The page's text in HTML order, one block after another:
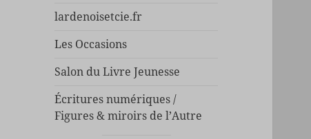
lardenoisetcie.fr
Les Occasions
Salon du Livre Jeunesse
Écritures numériques /
Figures & miroirs de l’Autre